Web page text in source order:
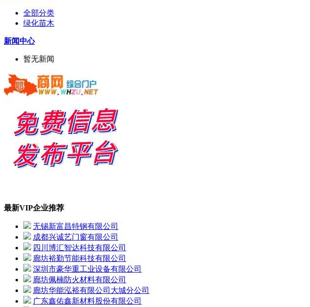
全部分类
绿化苗木
新闻中心
暂无新闻
最新VIP企业推荐
无锡新富昌特钢有限公司
成都兴诚艺门窗有限公司
四川博汇智达科技有限公司
廊坊裕勤节能科技有限公司
深圳市豪华重工业设备有限公司
廊坊佩楠防火材料有限公司
廊坊华能泓裕有限公司大城分公司
广东鑫佑鑫新材料股份有限公司